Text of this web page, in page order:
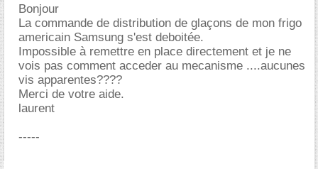
Bonjour
La commande de distribution de glaçons de mon frigo
americain Samsung s'est deboitée.
Impossible à remettre en place directement et je ne
vois pas comment acceder au mecanisme ....aucunes
vis apparentes????
Merci de votre aide.
laurent
-----